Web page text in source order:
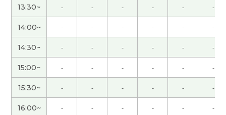
谢谢！！
今天我也上班，时间和平日一样。 ( 女性 )
いつも楽しく話していただきありがとうございま
す！( 40代 男性 )
我打算一直在家,因为我不喜欢去人太多的地方。(
女性 )
13:30~ - - - - - -
14:00~ - - - - - -
14:30~ - - - - - -
15:00~ - - - - - -
15:30~ - - - - - -
16:00~ - - - - - -